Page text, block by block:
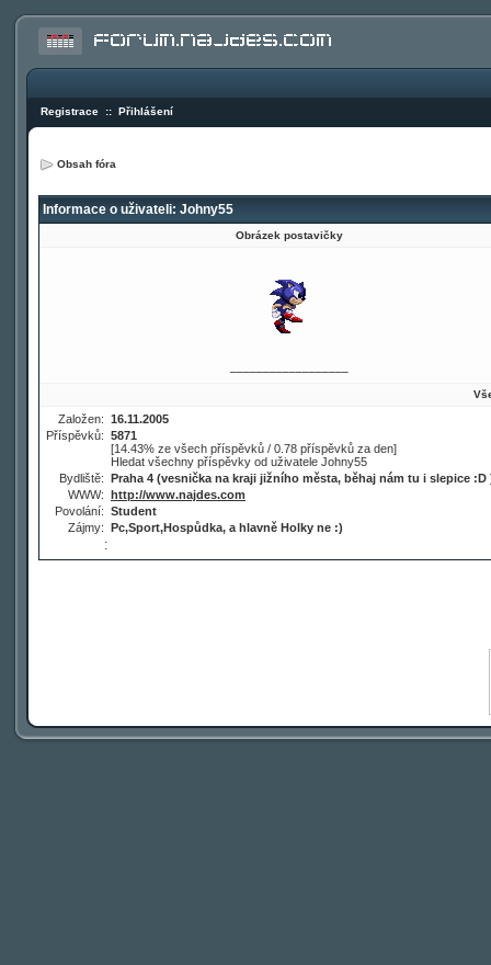
Registrace :: Přihlášení
Obsah fóra
Informace o uživateli: Johny55
Obrázek postavičky
Založen: 16.11.2005
Příspěvků: 5871
[14.43% ze všech příspěvků / 0.78 příspěvků za den]
Hledat všechny příspěvky od uživatele Johny55
Bydliště: Praha 4 (vesnička na kraji jižního města, běhaj nám tu i slepice :D
WWW: http://www.najdes.com
Povolání: Student
Zájmy: Pc,Sport,Hospůdka, a hlavně Holky ne :)
: